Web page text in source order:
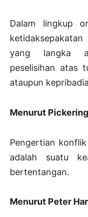
Dalam lingkup
yang langka
peselisihan atas
ataupun
Menurut
Pengertian
adalah suatu
bertentangan.
Menurut Peter